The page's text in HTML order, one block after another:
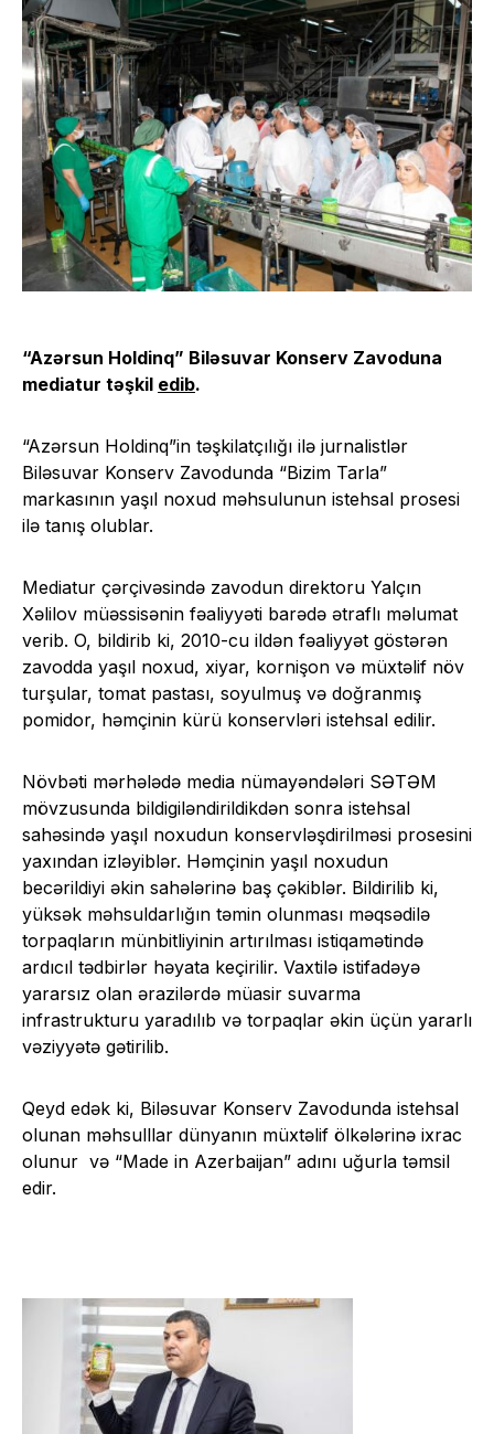
“Azərsun Holdinq” Biləsuvar Konserv Zavoduna
mediatur təşkil edib.
“Azərsun Holdinq”in təşkilatçılığı ilə jurnalistlər
Biləsuvar Konserv Zavodunda “Bizim Tarla”
markasının yaşıl noxud məhsulunun istehsal prosesi
ilə tanış olublar.
Mediatur çərçivəsində zavodun direktoru Yalçın
Xəlilov müəssisənin fəaliyyəti barədə ətraflı məlumat
verib. O, bildirib ki, 2010-cu ildən fəaliyyət göstərən
zavodda yaşıl noxud, xiyar, kornişon və müxtəlif növ
turşular, tomat pastası, soyulmuş və doğranmış
pomidor, həmçinin kürü konservləri istehsal edilir.
Növbəti mərhələdə media nümayəndələri SƏTƏM
mövzusunda bildigiləndirildikdən sonra istehsal
sahəsində yaşıl noxudun konservləşdirilməsi prosesini
yaxından izləyiblər. Həmçinin yaşıl noxudun
becərildiyi əkin sahələrinə baş çəkiblər. Bildirilib ki,
yüksək məhsuldarlığın təmin olunması məqsədilə
torpaqların münbitliyinin artırılması istiqamətində
ardıcıl tədbirlər həyata keçirilir. Vaxtilə istifadəyə
yararsız olan ərazilərdə müasir suvarma
infrastrukturu yaradılıb və torpaqlar əkin üçün yararlı
vəziyyətə gətirilib.
Qeyd edək ki, Biləsuvar Konserv Zavodunda istehsal
olunan məhsulllar dünyanın müxtəlif ölkələrinə ixrac
olunur və “Made in Azerbaijan” adını uğurla təmsil
edir.